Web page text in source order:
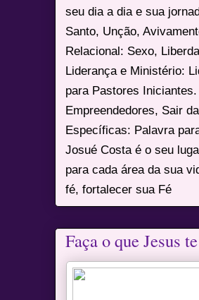
seu dia a dia e sua
Santo, Unção,
Relacional: Sexo,
Liderança e Ministério:
para Pastores
Empreendedores, Sair
Específicas: Palavra
Josué Costa é o seu
para cada área da sua
fé, fortalecer sua Fé
Faça o que Jesus